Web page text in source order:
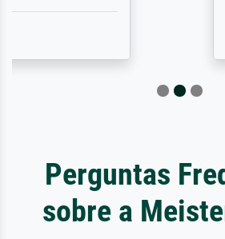
Perguntas
sobre a